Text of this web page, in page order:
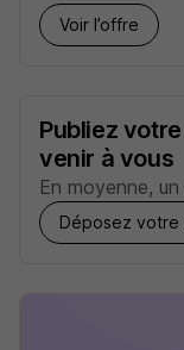
Voir l’offre
Publiez
venir à vous
En moyenne,
Déposez votre